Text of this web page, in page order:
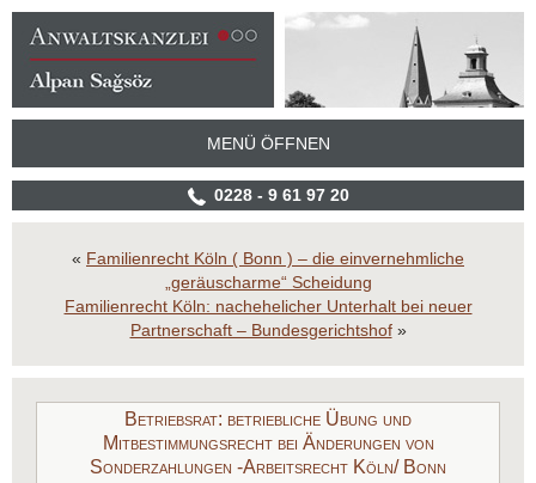
MENÜ ÖFFNEN
0228 - 9 61 97 20
« Familienrecht Köln ( Bonn ) – die einvernehmliche
„geräuscharme“ Scheidung
Familienrecht Köln: nachehelicher Unterhalt bei neuer
Partnerschaft – Bundesgerichtshof»
Betriebsrat: betriebliche Übung und
Mitbestimmungsrecht bei Änderungen von
Sonderzahlungen -Arbeitsrecht Köln/ Bonn